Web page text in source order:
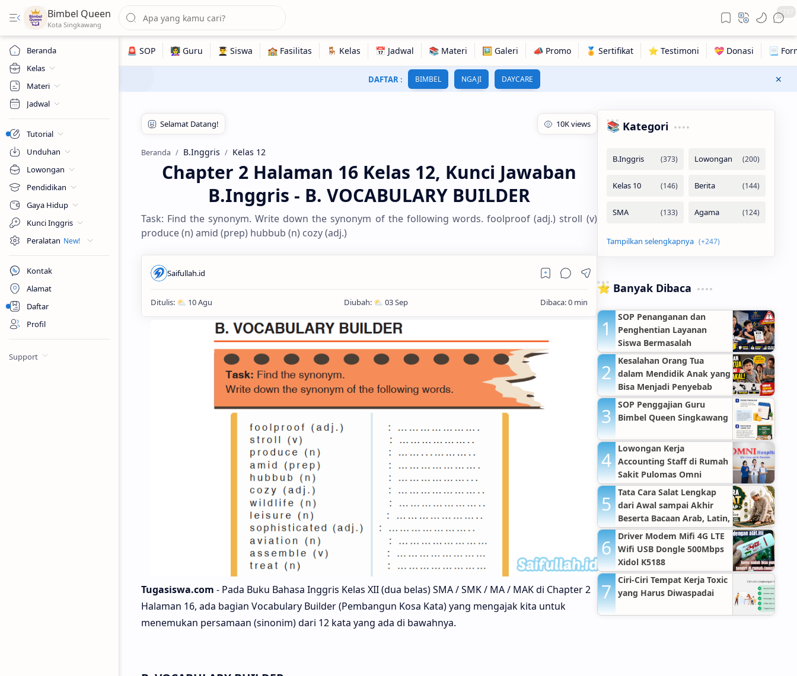
Bimbel Queen 1797
Beranda
Kelas
Materi
Jadwal
Tutorial
Unduhan
Lowongan
Pendidikan
Gaya Hidup
Kunci Inggris
Peralatan
Kontak
Alamat
Daftar
Profil
Support
DAFTAR : BIMBEL NGAJI DAYCARE
Beranda B.Inggris Kelas 12
Chapter 2 Halaman 16 Kelas 12, Kunci Jawaban
B.Inggris - B. VOCABULARY BUILDER
Task: Find the synonym. Write down the synonym of the following words. foolproof (adj.) stroll (v)
produce (n) amid (prep) hubbub (n) cozy (adj.)
Tugasiswa.com - Pada Buku Bahasa Inggris Kelas XII (dua belas) SMA / SMK / MA / MAK di Chapter 2
Halaman 16, ada bagian Vocabulary Builder (Pembangun Kosa Kata) yang mengajak kita untuk
menemukan persamaan (sinonim) dari 12 kata yang ada di bawahnya.
📚 Kategori
⭐ Banyak Dibaca
SOP Penanganan dan
Penghentian Layanan
Siswa Bermasalah
Kesalahan Orang Tua
dalam Mendidik Anak yang
Bisa Menjadi Penyebab
Anak Nakal
SOP Penggajian Guru
Bimbel Queen Singkawang
Lowongan Kerja
Accounting Staff di Rumah
Sakit Pulomas Omni
Hospitals Jakarta Timur
Tata Cara Salat Lengkap
dari Awal sampai Akhir
Beserta Bacaan Arab, Latin,
Arti, dan Dalil Sahih
Driver Modem Mifi 4G LTE
Wifi USB Dongle 500Mbps
Xidol K5188
Ciri-Ciri Tempat Kerja Toxic
yang Harus Diwaspadai